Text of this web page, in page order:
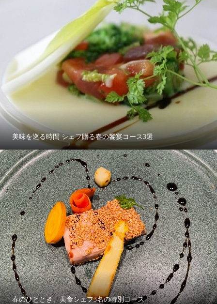
美味を巡る時間 シェフ贈る春の饗宴コース3選
春のひととき、美食シェフ3名の特別コース